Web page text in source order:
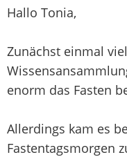
Hallo Tonia,
Zunächst einmal
enorm das Fasten
Allerdings kam es
Fastentagsmorgen